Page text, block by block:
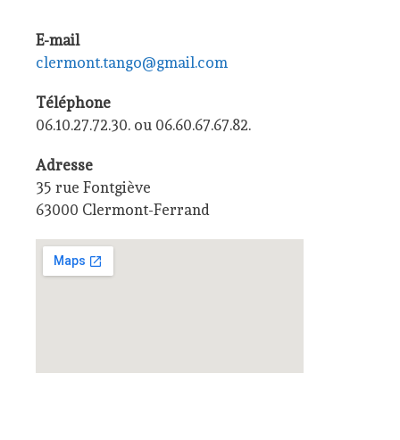
E-mail
clermont.tango@gmail.com
Téléphone
06.10.27.72.30. ou 06.60.67.67.82.
Adresse
35 rue Fontgiève
63000 Clermont-Ferrand